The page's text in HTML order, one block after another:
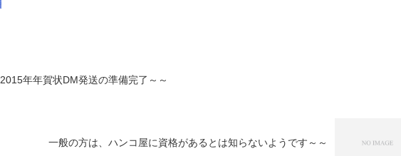
2015年年賀状DM発送の準備完了～～
一般の方は、ハンコ屋に資格があるとは知らないようです～～